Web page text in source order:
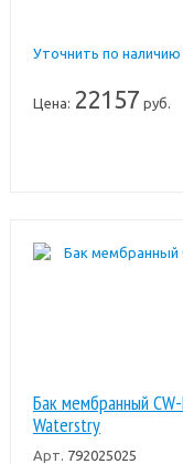
Уточнить по наличию
Цена: 22157 руб.
Бак мембранный
Waterstry
Арт. 792025025